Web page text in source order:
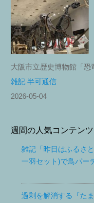
大阪市立歴史博物館「恐
雑記 半可通信
2026-05-04
週間の人気コンテンツ
雑記「昨日はふるさ
一羽セット)で鳥パー
過剰を解消する『た